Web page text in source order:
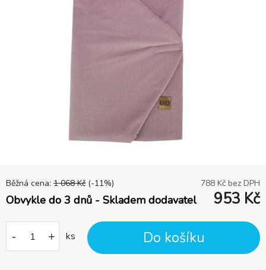
Běžná cena: 1 068 Kč (-11%) 788 Kč bez DPH
Obvykle do 3 dnů - Skladem dodavatel 953 Kč
- + ks Do košíku